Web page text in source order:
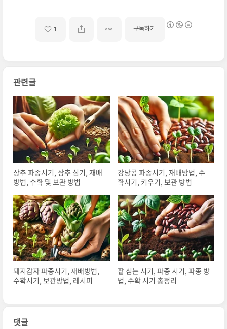
1 구독하기
관련글
상추 파종시기, 상추 심기, 재배
방법, 수확 및 보관 방법
강낭콩 파종시기, 재배방법, 수
확시기, 키우기, 보관 방법
돼지감자 파종시기, 재배방법,
수확시기, 보관방법, 레시피
팥 심는 시기, 파종 시기, 파종 방
법, 수확 시기 총정리
댓글